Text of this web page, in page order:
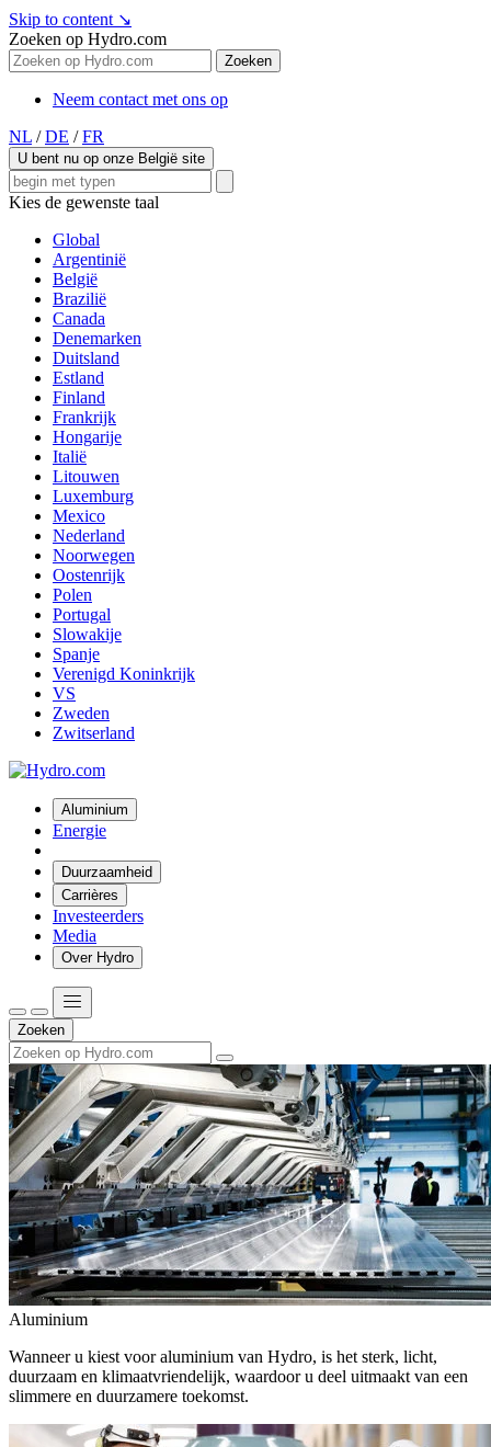
Skip to content ↘
Zoeken op Hydro.com
Zoeken
Neem contact met ons op
NL / DE / FR
U bent nu op onze België site
Kies de gewenste taal
Global
Argentinië
België
Brazilië
Canada
Denemarken
Duitsland
Estland
Finland
Frankrijk
Hongarije
Italië
Litouwen
Luxemburg
Mexico
Nederland
Noorwegen
Oostenrijk
Polen
Portugal
Slowakije
Spanje
Verenigd Koninkrijk
VS
Zweden
Zwitserland
Aluminium
Energie
Duurzaamheid
Carrières
Investeerders
Media
Over Hydro
Zoeken
Aluminium
Wanneer u kiest voor aluminium van Hydro, is het sterk, licht,
duurzaam en klimaatvriendelijk, waardoor u deel uitmaakt van een
slimmere en duurzamere toekomst.